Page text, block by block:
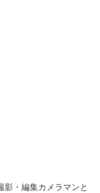
影・編集カメラマンと